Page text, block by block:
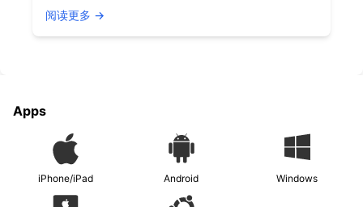
阅读更多 →
Apps
iPhone/iPad Android Windows